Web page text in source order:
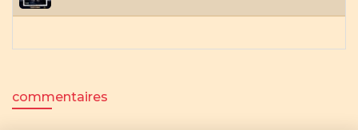
commentaires